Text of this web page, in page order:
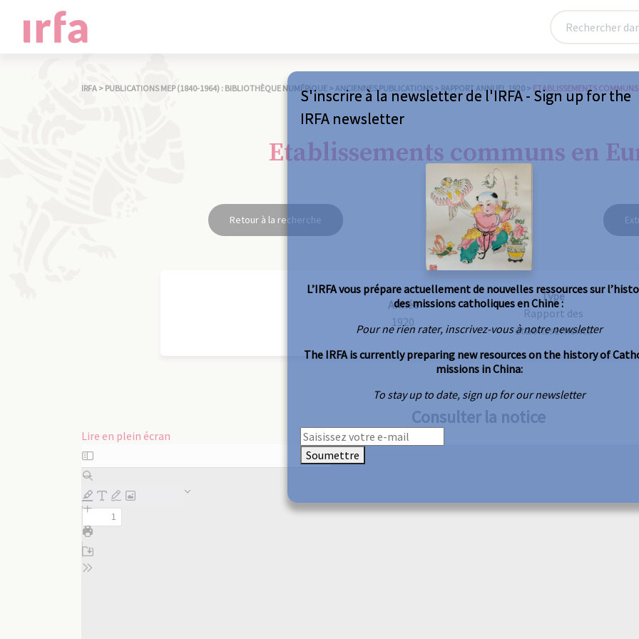
IRFA > PUBLICATIONS MEP (1840-1964) : BIBLIOTHÈQUE NUMÉRIQUE > ANCIENNES PUBLICATIONS > RAPPORT ANNUEL 1920 > ETABLISSEMENTS
Etablissements communs en
Retour à la recherche
Année
1920
Type
Rapport des
établissements
Consulter la notice
Lire en plein écran
Aller
au
contenu
PDF
S'inscrire à la newsletter de l'IRFA - Sign up for the
IRFA newsletter
L’IRFA vous prépare actuellement de nouvelles ressources sur
des missions catholiques en Chine :
Pour ne rien rater, inscrivez-vous à notre newsletter
The IRFA is currently preparing new resources on the history of
missions in China:
To stay up to date, sign up for our newsletter
Soumettre